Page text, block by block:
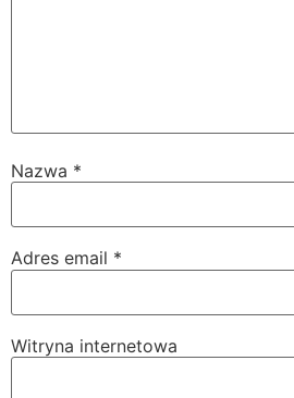
Nazwa *
Adres email *
Witryna internetowa